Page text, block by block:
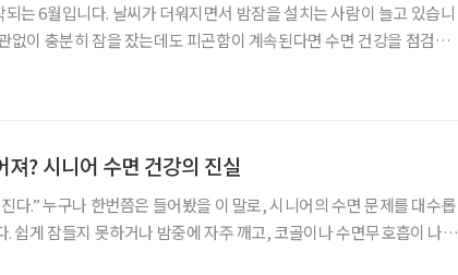
는 6월입니다. 날씨가 더워지면서 밤잠을 설치는 사람이 늘고 있습니
없이 충분히 잠을 잤는데도 피곤함이 계속된다면 수면 건강을 점검해
져? 시니어 수면 건강의 진실
다.” 누구나 한번쯤은 들어봤을 이 말로, 시니어의 수면 문제를 대수롭
. 쉽게 잠들지 못하거나 밤중에 자주 깨고, 코골이나 수면무호흡이 나타